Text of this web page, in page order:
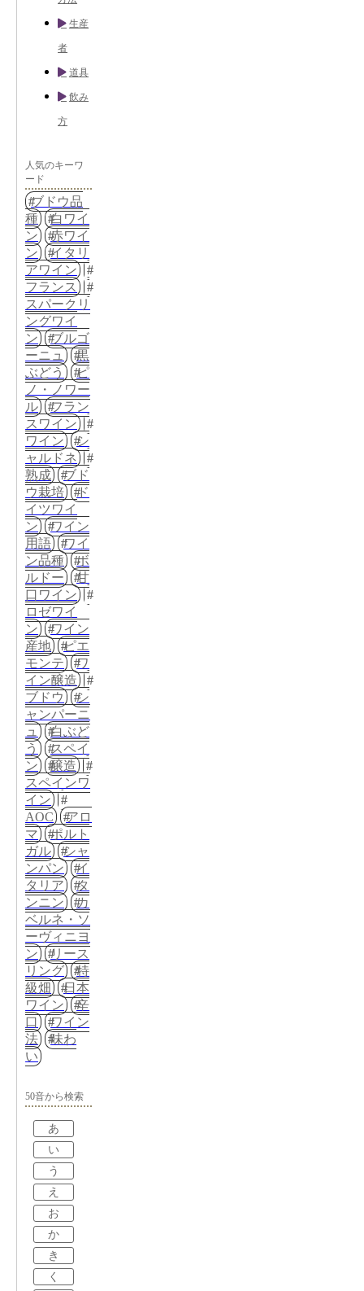
生産
者
道具
飲み
方
人気のキーワ
ード
ブドウ品
種
白ワイ
ン
赤ワイ
ン
イタリ
アワイン
フランス
スパークリ
ングワイ
ン
ブルゴ
ーニュ
黒
ぶどう
ピ
ノ・ノワー
ル
フラン
スワイン
ワイン
シ
ャルドネ
熟成
ブド
ウ栽培
ド
イツワイ
ン
ワイン
用語
ワイ
ン品種
ボ
ルドー
甘
口ワイン
ロゼワイ
ン
ワイン
産地
ピエ
モンテ
ワ
イン醸造
ブドウ
シ
ャンパーニ
ュ
白ぶど
う
スペイ
ン
醸造
スペインワ
イン
AOC
アロ
マ
ポルト
ガル
シャ
ンパン
イ
タリア
タ
ンニン
カ
ベルネ・ソ
ーヴィニヨ
ン
リース
リング
特
級畑
日本
ワイン
辛
口
ワイン
法
味わ
い
50音から検索
あ
い
う
え
お
か
き
く